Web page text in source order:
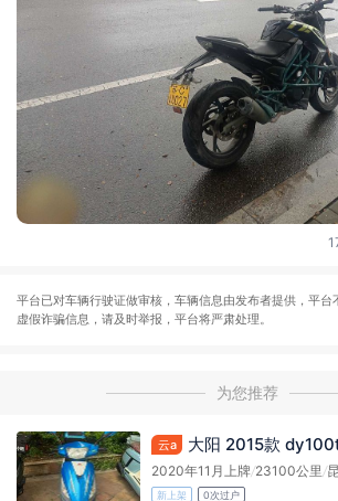
平台已对车辆行驶证做审核，车辆信息由发布者提供，平
虚假诈骗信息，请及时举报，平台将严肃处理。
为您推荐
云a 大阳 2015款
2020年11月上牌/23100公里 /
新上架 0次过户